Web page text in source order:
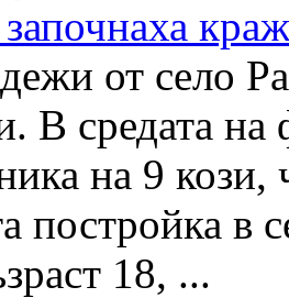
от село
В средата на
на 9
постройка в
18, ...